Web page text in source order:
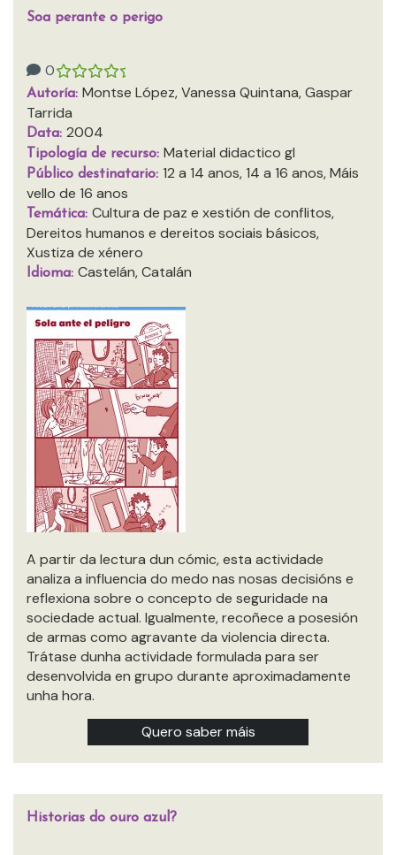
Soa perante o perigo
0
Autoría: Montse López, Vanessa Quintana, Gaspar
Tarrida
Data: 2004
Tipología de recurso: Material didactico gl
Público destinatario: 12 a 14 anos, 14 a 16 anos, Máis
vello de 16 anos
Temática: Cultura de paz e xestión de conflitos,
Dereitos humanos e dereitos sociais básicos,
Xustiza de xénero
Idioma: Castelán, Catalán
A partir da lectura dun cómic, esta actividade
analiza a influencia do medo nas nosas decisións e
reflexiona sobre o concepto de seguridade na
sociedade actual. Igualmente, recoñece a posesión
de armas como agravante da violencia directa.
Trátase dunha actividade formulada para ser
desenvolvida en grupo durante aproximadamente
unha hora.
Quero saber máis
Historias do ouro azul?